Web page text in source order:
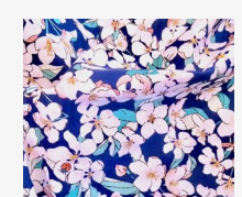
était :
18,00€.
est :
14,00€.